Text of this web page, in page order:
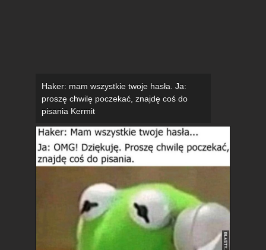
Haker: mam wszystkie twoje hasła. Ja:
proszę chwilę poczekać, znajdę coś do
pisania Kermit